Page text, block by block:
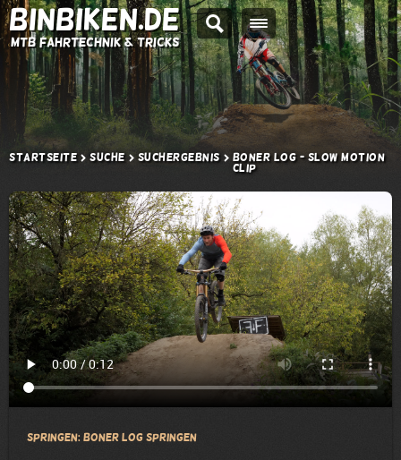
BINBIKEN.DE
MTB Fahrtechnik & Tricks
Startseite Suche Suchergebnis
Boner Log - Slow Motion
Clip
Springen: Boner Log springen